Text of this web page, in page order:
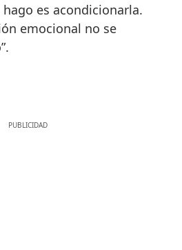
hago es acondicionarla.
emocional no se